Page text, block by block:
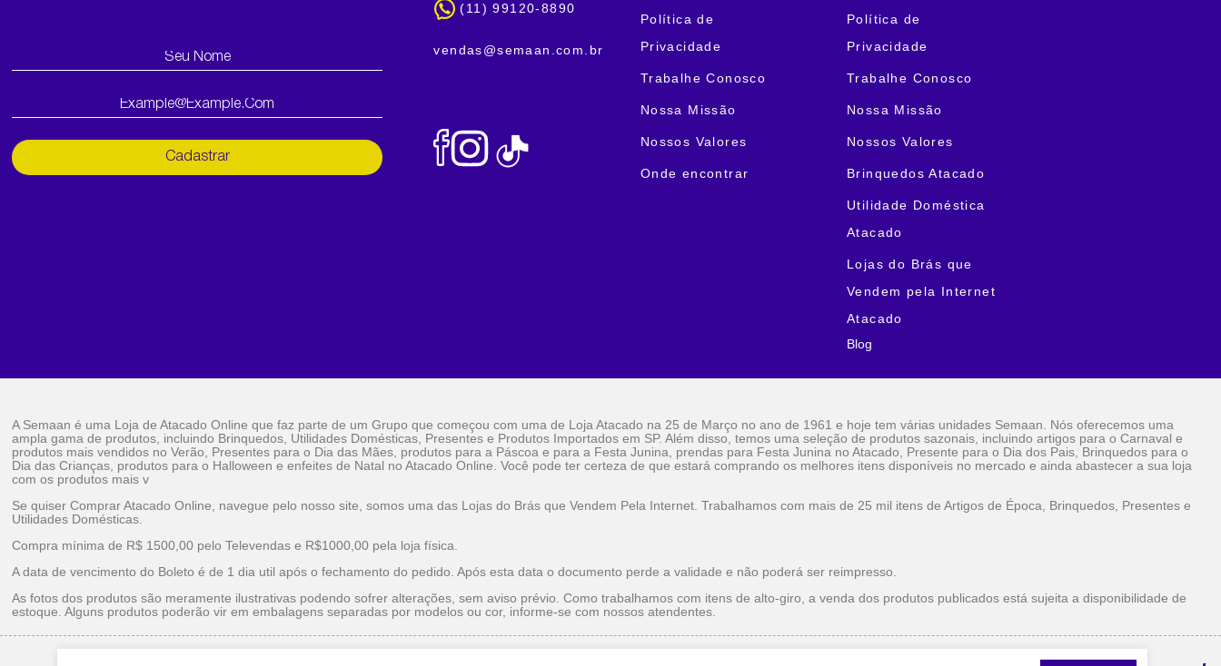
Cadastrar
(11) 99120-8890
vendas@semaan.com.br
Política de
Privacidade
Trabalhe Conosco
Nossa Missão
Nossos Valores
Onde encontrar
Política de
Privacidade
Trabalhe Conosco
Nossa Missão
Nossos Valores
Brinquedos Atacado
Utilidade Doméstica
Atacado
Lojas do Brás que
Vendem pela Internet
Atacado
Blog
A Semaan é uma Loja de Atacado Online que faz parte de um Grupo que começou com uma de Loja Atacado na 25 de Março no ano de 1961 e hoje tem várias unidades Semaan. Nós oferecemos uma
ampla gama de produtos, incluindo Brinquedos, Utilidades Domésticas, Presentes e Produtos Importados em SP. Além disso, temos uma seleção de produtos sazonais, incluindo artigos para o Carnaval e
produtos mais vendidos no Verão, Presentes para o Dia das Mães, produtos para a Páscoa e para a Festa Junina, prendas para Festa Junina no Atacado, Presente para o Dia dos Pais, Brinquedos para o
Dia das Crianças, produtos para o Halloween e enfeites de Natal no Atacado Online. Você pode ter certeza de que estará comprando os melhores itens disponíveis no mercado e ainda abastecer a sua loja
com os produtos mais v
Se quiser Comprar Atacado Online, navegue pelo nosso site, somos uma das Lojas do Brás que Vendem Pela Internet. Trabalhamos com mais de 25 mil itens de Artigos de Época, Brinquedos, Presentes e
Utilidades Domésticas.
Compra mínima de R$ 1500,00 pelo Televendas e R$1000,00 pela loja física.
A data de vencimento do Boleto é de 1 dia util após o fechamento do pedido. Após esta data o documento perde a validade e não poderá ser reimpresso.
As fotos dos produtos são meramente ilustrativas podendo sofrer alterações, sem aviso prévio. Como trabalhamos com itens de alto-giro, a venda dos produtos publicados está sujeita a disponibilidade de
estoque. Alguns produtos poderão vir em embalagens separadas por modelos ou cor, informe-se com nossos atendentes.